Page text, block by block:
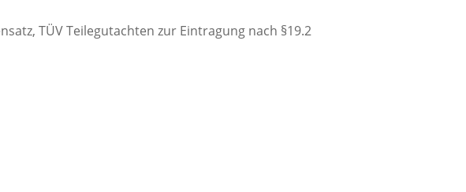
TÜV Teilegutachten zur Eintragung nach §19.2